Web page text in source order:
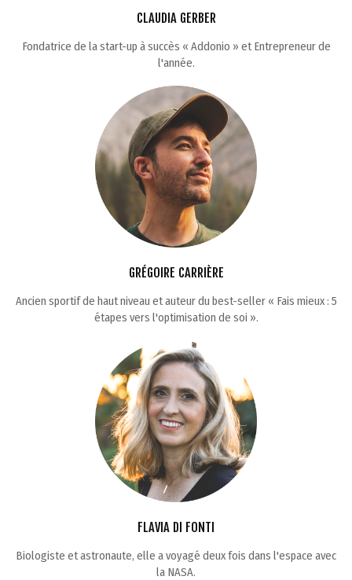
CLAUDIA GERBER
Fondatrice de la start-up à succès « Addonio » et Entrepreneur de
l'année.
GRÉGOIRE CARRIÈRE
Ancien sportif de haut niveau et auteur du best-seller « Fais mieux : 5
étapes vers l'optimisation de soi ».
FLAVIA DI FONTI
Biologiste et astronaute, elle a voyagé deux fois dans l'espace avec
la NASA.